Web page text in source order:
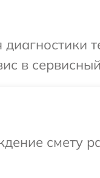
в
смету